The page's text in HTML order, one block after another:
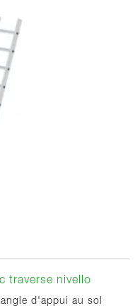
traverse nivello
d'appui au sol